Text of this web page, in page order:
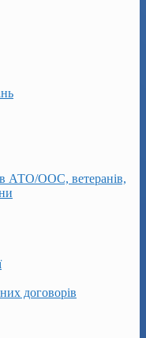
АТО/ООС, ветеранів,
договорів